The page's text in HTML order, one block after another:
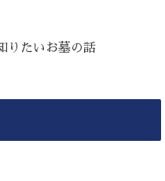
りたいお墓の話